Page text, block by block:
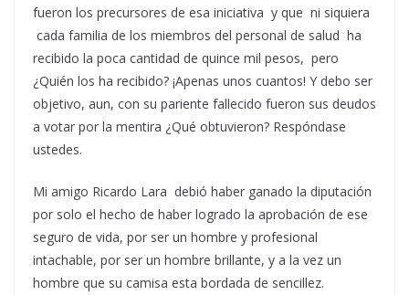
fueron los precursores de esa iniciativa y que ni siquiera
cada familia de los miembros del personal de salud ha
recibido la poca cantidad de quince mil pesos, pero
¿Quién los ha recibido? ¡Apenas unos cuantos! Y debo ser
objetivo, aun, con su pariente fallecido fueron sus deudos
a votar por la mentira ¿Qué obtuvieron? Respóndase
ustedes.
Mi amigo Ricardo Lara debió haber ganado la diputación
por solo el hecho de haber logrado la aprobación de ese
seguro de vida, por ser un hombre y profesional
intachable, por ser un hombre brillante, y a la vez un
hombre que su camisa esta bordada de sencillez.